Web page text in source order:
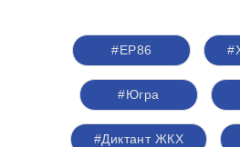
#ЕР86
#Югра
#Диктант ЖКХ